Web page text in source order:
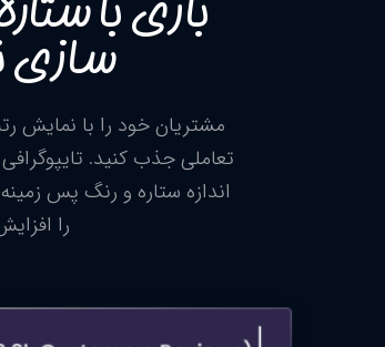
سازی
مشتریان خود را با نمایش
تعاملی جذب کنید.
اندازه ستاره و رنگ پس
را